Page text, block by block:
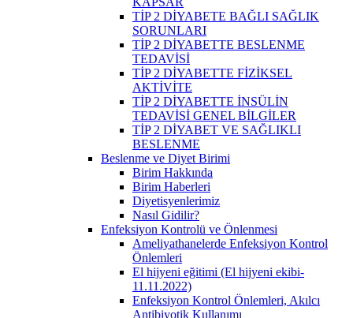
TİP 2 DİYABETE BAĞLI SAĞLIK
SORUNLARI
TİP 2 DİYABETTE BESLENME
TEDAVİSİ
TİP 2 DİYABETTE FİZİKSEL
AKTİVİTE
TİP 2 DİYABETTE İNSÜLİN
TEDAVİSİ GENEL BİLGİLER
TİP 2 DİYABET VE SAĞLIKLI
BESLENME
Beslenme ve Diyet Birimi
Birim Hakkında
Birim Haberleri
Diyetisyenlerimiz
Nasıl Gidilir?
Enfeksiyon Kontrolü ve Önlenmesi
Ameliyathanelerde Enfeksiyon Kontrol
Önlemleri
El hijyeni eğitimi (El hijyeni ekibi-
11.11.2022)
Enfeksiyon Kontrol Önlemleri, Akılcı
Antibiyotik Kullanımı